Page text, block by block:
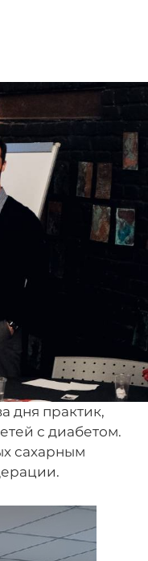
дня практик,
с диабетом.
сахарным